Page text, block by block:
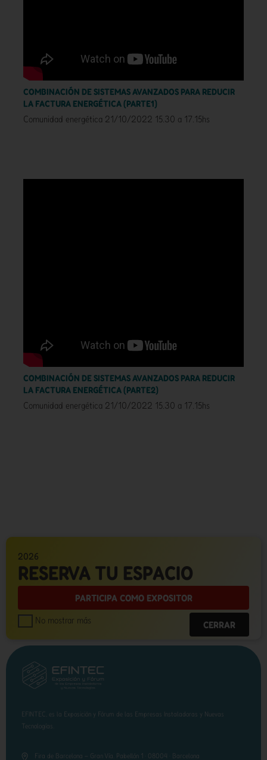
COMBINACIÓN DE SISTEMAS AVANZADOS PARA REDUCIR
LA FACTURA ENERGÉTICA (PARTE1)
Comunidad energética 21/10/2022 15.30 a 17.15hs
COMBINACIÓN DE SISTEMAS AVANZADOS PARA REDUCIR
LA FACTURA ENERGÉTICA (PARTE2)
Comunidad energética 21/10/2022 15.30 a 17.15hs
2026
RESERVA TU ESPACIO
PARTICIPA COMO EXPOSITOR
No mostrar más
CERRAR
EFINTEC, es la Exposición y Fórum de las Empresas Instaladoras y Nuevas
Tecnologías.
Fira de Barcelona – Gran Vía. Pabellón 1 · 08004 · Barcelona